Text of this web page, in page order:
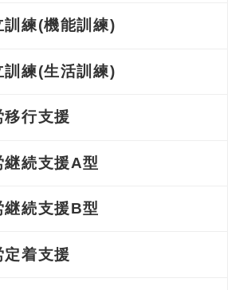
練(機能訓練)
練(生活訓練)
行支援
続支援A型
続支援B型
着支援